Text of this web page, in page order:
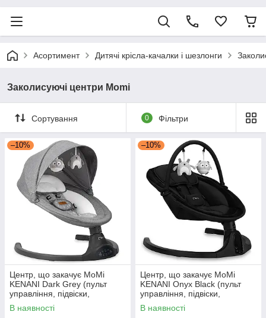
Асортимент Дитячі крісла-качалки і шезлонги
Заколисуючі центри Momi
Сортування 0 Фільтри
–10%
Центр, що закачує MoMi
KENANI Dark Grey (пульт
управління, підвіски,
Bluetooth, мелодії, таймер)
Темно-сірий
В наявності
–10%
Центр, що закачує MoMi
KENANI Onyx Black (пульт
управління, підвіски,
Bluetooth, мелодії, таймер)
Чорний
В наявності